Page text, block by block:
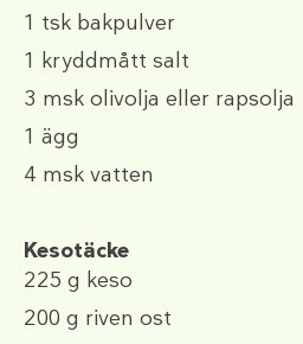
1 tsk bakpulver
1 kryddmått salt
3 msk olivolja eller rapsolja
1 ägg
4 msk vatten
Kesotäcke
225 g keso
200 g riven ost